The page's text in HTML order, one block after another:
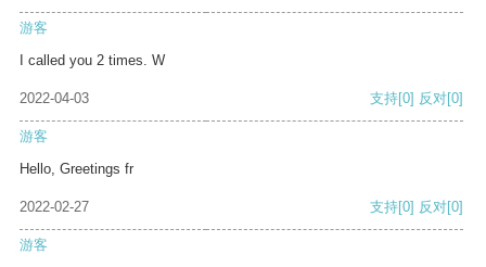
游客
I called you 2 times. W
2022-04-03 支持[0] 反对[0]
游客
Hello, Greetings fr
2022-02-27 支持[0] 反对[0]
游客